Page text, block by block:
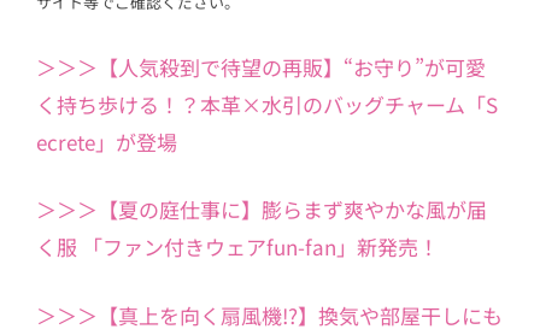
＞＞＞【人気殺到で待望の再販】“お守り”が可愛
く持ち歩ける！？本革×水引のバッグチャーム「S
ecrete」が登場
＞＞＞【夏の庭仕事に】膨らまず爽やかな風が届
く服 「ファン付きウェアfun-fan」新発売！
＞＞＞【真上を向く扇風機!?】換気や部屋干しにも